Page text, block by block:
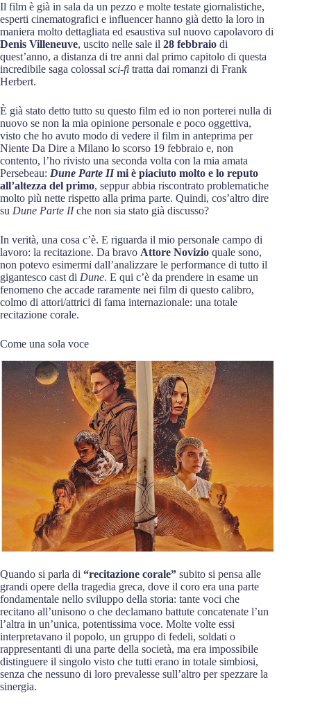
Il film è già in sala da un pezzo e molte testate giornalistiche,
esperti cinematografici e influencer hanno già detto la loro in
maniera molto dettagliata ed esaustiva sul nuovo capolavoro di
Denis Villeneuve, uscito nelle sale il 28 febbraio di
quest’anno, a distanza di tre anni dal primo capitolo di questa
incredibile saga colossal sci-fi tratta dai romanzi di Frank
Herbert.
È già stato detto tutto su questo film ed io non porterei nulla di
nuovo se non la mia opinione personale e poco oggettiva,
visto che ho avuto modo di vedere il film in anteprima per
Niente Da Dire a Milano lo scorso 19 febbraio e, non
contento, l’ho rivisto una seconda volta con la mia amata
Persebeau: Dune Parte IImi è piaciuto molto e lo reputo
all’altezza del primo, seppur abbia riscontrato problematiche
molto più nette rispetto alla prima parte. Quindi, cos’altro dire
su Dune Parte IIche non sia stato già discusso?
In verità, una cosa c’è. E riguarda il mio personale campo di
lavoro: la recitazione. Da bravo Attore Novizio quale sono,
non potevo esimermi dall’analizzare le performance di tutto il
gigantesco cast di Dune. E qui c’è da prendere in esame un
fenomeno che accade raramente nei film di questo calibro,
colmo di attori/attrici di fama internazionale: una totale
recitazione corale.
Come una sola voce
Quando si parla di “recitazione corale” subito si pensa alle
grandi opere della tragedia greca, dove il coro era una parte
fondamentale nello sviluppo della storia: tante voci che
recitano all’unisono o che declamano battute concatenate l’un
l’altra in un’unica, potentissima voce. Molte volte essi
interpretavano il popolo, un gruppo di fedeli, soldati o
rappresentanti di una parte della società, ma era impossibile
distinguere il singolo visto che tutti erano in totale simbiosi,
senza che nessuno di loro prevalesse sull’altro per spezzare la
sinergia.